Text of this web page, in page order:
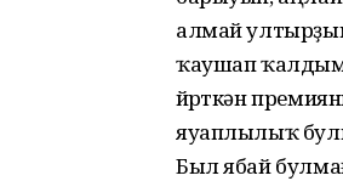
алмай
ҡаушап
йөрөткән
яуаплылыҡ
Был ябай